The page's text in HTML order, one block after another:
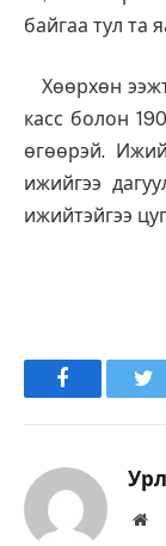
байгаа тул та
Хөөрхөн
касс болон
өгөөрэй.
ижийгээ
ижийтэйгээ
Facebook